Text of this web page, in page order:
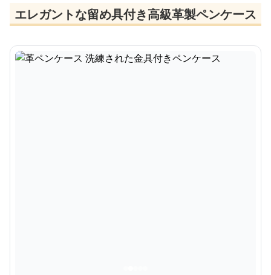
エレガントな留め具付き高級革製ペンケース